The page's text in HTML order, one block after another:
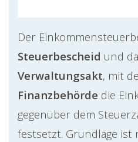
Der
Steuerbescheid und
Verwaltungsakt, mit
Finanzbehörde die
gegenüber dem
festsetzt. Grundlage ist